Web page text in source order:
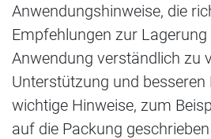
Anwendungshinweise, die
Empfehlungen zur
Anwendung verständlich zu
Unterstützung und besseren
wichtige Hinweise, zum
auf die Packung